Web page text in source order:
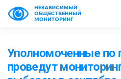
НЕЗАВИСИМЫЙ
ОБЩЕСТВЕННЫЙ
МОНИТОРИНГ
Уполномоченные по
проведут